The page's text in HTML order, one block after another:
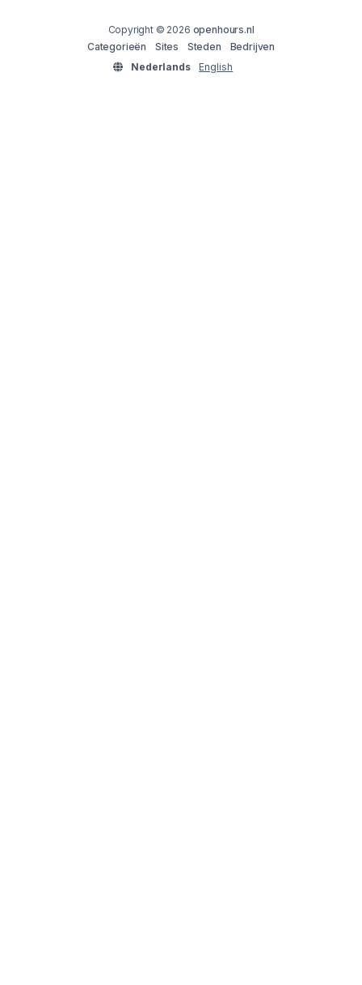
Copyright © 2026 openhours.nl
Categorieën
Sites Steden
Bedrijven
Nederlands
English